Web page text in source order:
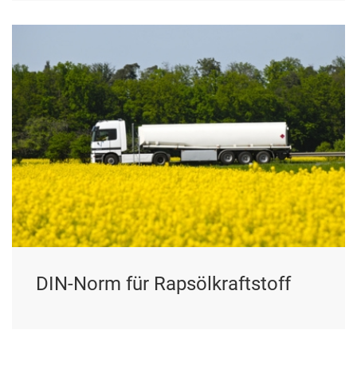
DIN-Norm für Rapsölkraftstoff